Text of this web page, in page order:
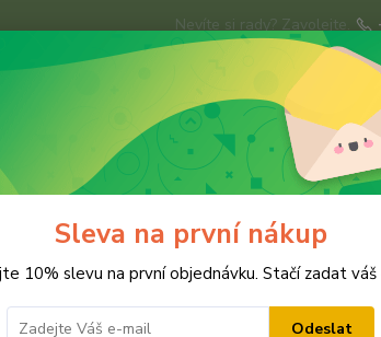
Nevíte si rady? Zavolejte.
Brože Prsteny Svatba
Sleva na první nákup
10% slevu na první objednávku. Stačí zadat váš
Odeslat